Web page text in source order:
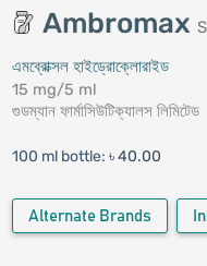
Ambromax
এমব্রোক্সল হাইড্রোক্লোরাইড
15 mg/5 ml
গুডম্যান ফার্মাসিউটিক্যালস লিমিটেড
100 ml bottle: ৳ 40.00
Alternate Brands